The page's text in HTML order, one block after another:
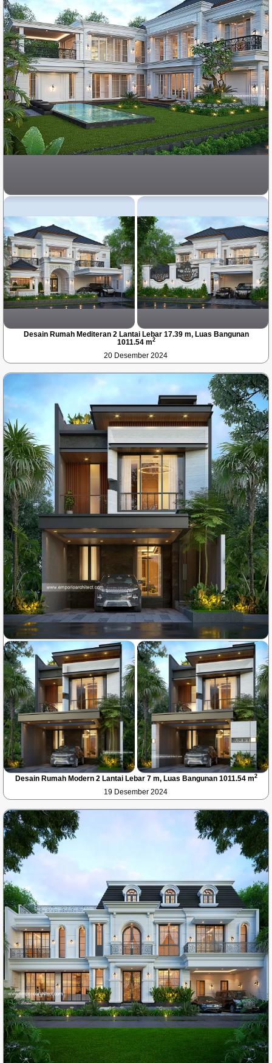
Desain Rumah Mediteran 2 Lantai Lebar 17.39 m, Luas Bangunan
1011.54 m2
20 Desember 2024
Desain Rumah Modern 2 Lantai Lebar 7 m, Luas Bangunan 1011.54 m2
19 Desember 2024